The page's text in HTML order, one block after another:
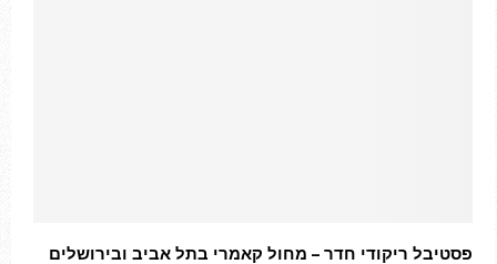
פסטיבל ריקודי חדר – מחול קאמרי בתל אביב ובירושלים